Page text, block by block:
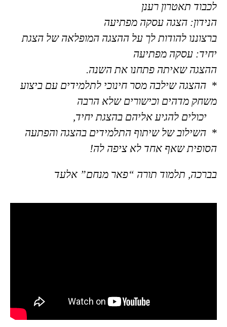
לכבוד תאטרון רענן
הנידון: הצגה עסקה מפתיעה
ברצוננו להודות לך על ההצגה המופלאה של הצגת
יחיד: עסקה מפתיעה
ההצגה שאיתה פתחנו את השנה.
* ההצגה שילבה מסר חינוכי לתלמידים עם ביצוע
משחק מדהים וכישורים שלא הרבה
יכולים להגיע אליהם בהצגת יחיד,
* השילוב של שיתוף התלמידים בהצגה והפתעה
הסופית שאף אחד לא ציפה לה!
בברכה, תלמוד תורה “פאר מנחם” אלעד